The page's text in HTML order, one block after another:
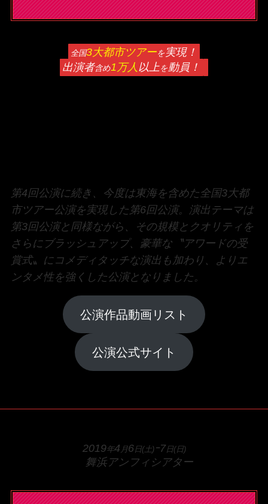
全国3大都市ツアーを 実現！
出演者含め1万人 以上を動員！
第4回公演に続き、今度は東海を含めた全国3大都
市ツアー公演を実現した第6回公演。演出テーマは
第3回公演と同様ながら、その規模とクオリティを
さらにブラッシュアップ、豪華な〝アワードの受
賞式〟にコメディタッチな演出も加わり、よりエ
ンタメ性を強くした公演となりました。
公演作品動画リスト
公演公式サイト
2019年4 月6日(土)ｰ7日(日)
舞浜アンフィシアター